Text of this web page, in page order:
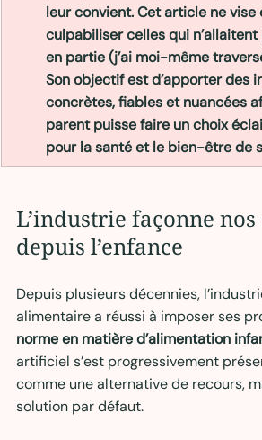
leur convient. Cet article ne vise
culpabiliser celles qui
en partie (j’ai moi-même
Son objectif est d’apporter des
concrètes, fiables et nuancées
parent puisse faire un choix
pour la santé et le bien-être de
L’industrie façonne
depuis l’enfance
Depuis plusieurs décennies,
alimentaire a réussi à imposer ses
norme en matière d’alimentation
artificiel s’est progressivement
comme une alternative de recours,
solution par défaut.